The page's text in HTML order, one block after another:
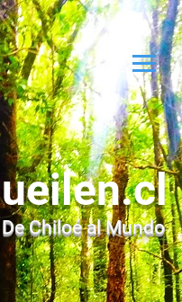
ueilen.cl
De Chiloé al Mundo